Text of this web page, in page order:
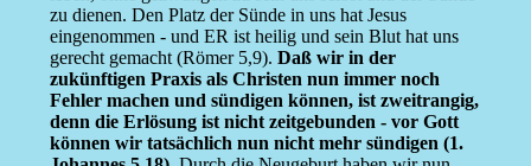
zu dienen. Den Platz der Sünde in uns hat Jesus
eingenommen - und ER ist heilig und sein Blut hat uns
gerecht gemacht (Römer 5,9). Daß wir in der
zukünftigen Praxis als Christen nun immer noch
Fehler machen und sündigen können, ist zweitrangig,
denn die Erlösung ist nicht zeitgebunden - vor Gott
können wir tatsächlich nun nicht mehr sündigen (1.